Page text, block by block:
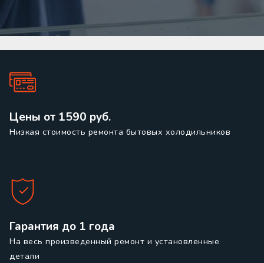
Цены от 1590 руб.
Низкая стоимость ремонта бытовых холодильников
Гарантия до 1 года
На весь произведенный ремонт и установленные
детали